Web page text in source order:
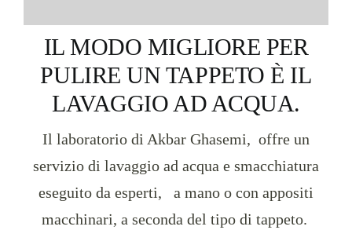
contatti
storia
IL MODO MIGLIORE PER
PULIRE UN TAPPETO È IL
LAVAGGIO AD ACQUA.
Il laboratorio di Akbar Ghasemi, offre un
servizio di lavaggio ad acqua e smacchiatura
eseguito da esperti, a mano o con appositi
macchinari, a seconda del tipo di tappeto.